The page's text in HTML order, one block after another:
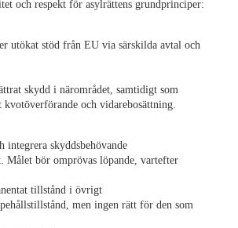
och respekt för asylrättens grundprinciper:
utökat stöd från EU via särskilda avtal och
skydd i närområdet, samtidigt som
och vidarebosättning.
skyddsbehövande
Målet bör omprövas löpande, vartefter
tillstånd i övrigt
men ingen rätt för den som